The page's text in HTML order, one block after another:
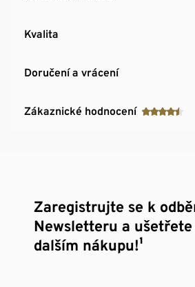
Kvalita
Doručení a vrácení
Zákaznické hodnocení
Zaregistrujte se k
Newsletteru a ušetřete
dalším nákupu!¹